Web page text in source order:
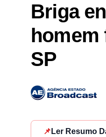
Briga
homem
SP
📌 Ler Resumo